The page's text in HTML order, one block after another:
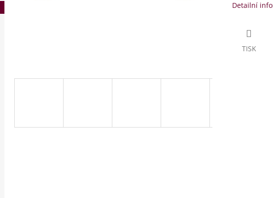
Detailní
TISK